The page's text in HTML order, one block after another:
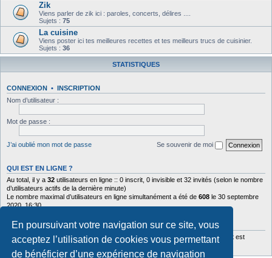
En poursuivant votre navigation sur ce site, vous
acceptez l’utilisation de cookies vous permettant
de bénéficier d’une expérience de navigation
Zik
Viens parler de zik ici : paroles, concerts, délires ....
Sujets : 75
La cuisine
Viens poster ici tes meilleures recettes et tes meilleurs trucs de cuisinier.
Sujets : 36
STATISTIQUES
CONNEXION • INSCRIPTION
Nom d’utilisateur :
Mot de passe :
J’ai oublié mon mot de passe Se souvenir de moi
QUI EST EN LIGNE ?
Au total, il y a 32 utilisateurs en ligne :: 0 inscrit, 0 invisible et 32 invités (selon le nombre
d’utilisateurs actifs de la dernière minute)
Le nombre maximal d’utilisateurs en ligne simultanément a été de 608 le 30 septembre
2020, 16:30
STATISTIQUES
110643messages •3282sujets •98 membres • Notre membre le plus récent est
TiTiTwisTer